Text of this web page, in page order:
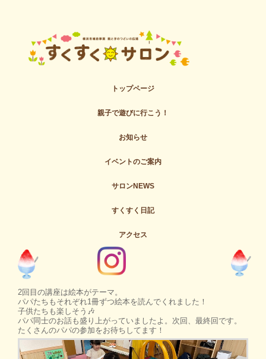
トップページ
親子で遊びに行こう！
お知らせ
イベントのご案内
サロンNEWS
すくすく日記
アクセス
2回目の講座は絵本がテーマ。
パパたちもそれぞれ1冊ずつ絵本を読んでくれました！
子供たちも楽しそう🎶
パパ同士のお話も盛り上がっていましたよ。次回、最終回です。
たくさんのパパの参加をお待ちしてます！